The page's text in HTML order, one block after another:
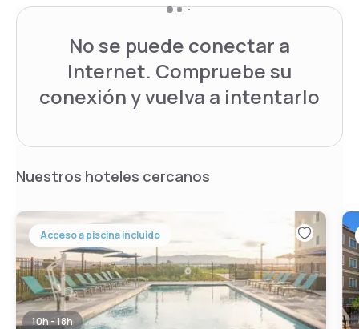
No se puede conectar a
Internet. Compruebe su
conexión y vuelva a intentarlo
Nuestros hoteles cercanos
Acceso a piscina incluido
10h - 18h